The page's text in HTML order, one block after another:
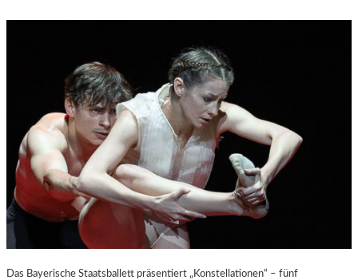
Das Bayerische Staatsballett präsentiert „Konstellationen“ – fünf